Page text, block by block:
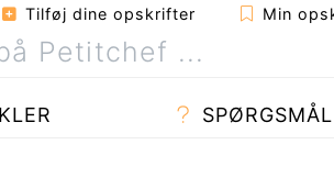
Tilføj dine opskrifter Min
SPØRGSMÅL